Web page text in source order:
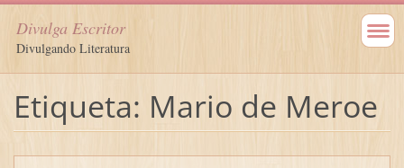
Divulga Escritor
Divulgando Literatura
Etiqueta: Mario de Meroe